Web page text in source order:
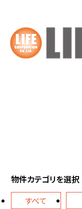
物件カテゴリを選択
すべて